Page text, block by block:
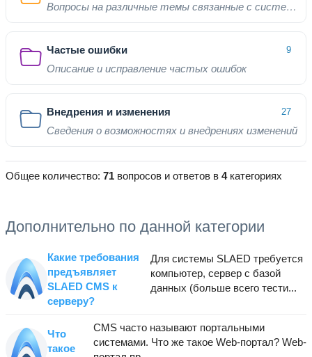
Вопросы на различные темы связанные с системой
Частые ошибки 9
Описание и исправление частых ошибок
Внедрения и изменения 27
Сведения о возможностях и внедрениях изменений
Общее количество: 71 вопросов и ответов в 4категориях
Дополнительно по данной категории
Какие требования
предъявляет
SLAED CMS к
серверу?
Для системы SLAED требуется
компьютер, сервер с базой
данных (больше всего тести...
Что
такое
CMS часто называют портальными
системами. Что же такое Web-портал? Web-